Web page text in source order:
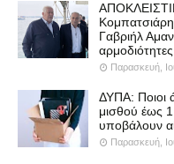
Γαβριήλ
Παρασκευή,
ΔΥΠΑ: Ποιοι
μισθού έως
υποβάλουν
Παρασκευή,